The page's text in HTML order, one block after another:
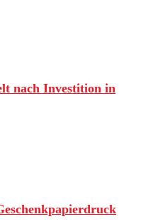
nach Investition in